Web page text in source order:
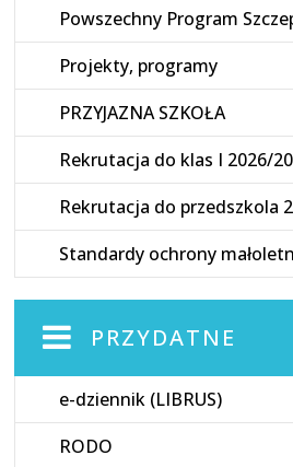
Powszechny Program
Projekty, programy
PRZYJAZNA SZKOŁA
Rekrutacja do klas I 2026/
Rekrutacja do przedszkola
Standardy ochrony
PRZYDATNE
e-dziennik (LIBRUS)
RODO